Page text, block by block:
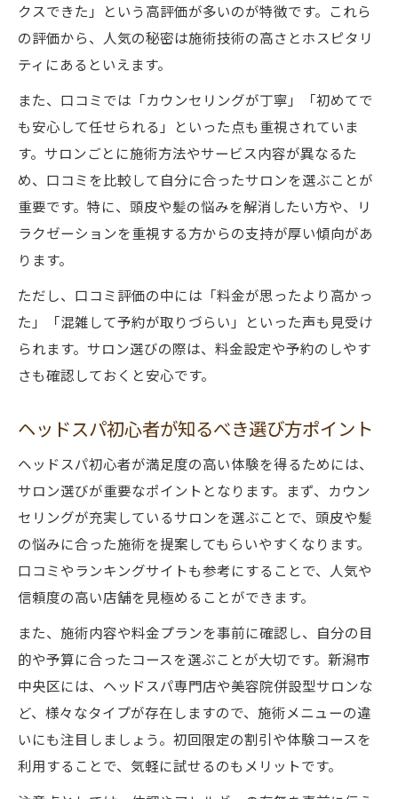
クスできた」という高評価が多いのが特徴です。これら
の評価から、人気の秘密は施術技術の高さとホスピタリ
ティにあるといえます。
また、口コミでは「カウンセリングが丁寧」「初めてで
も安心して任せられる」といった点も重視されていま
す。サロンごとに施術方法やサービス内容が異なるた
め、口コミを比較して自分に合ったサロンを選ぶことが
重要です。特に、頭皮や髪の悩みを解消したい方や、リ
ラクゼーションを重視する方からの支持が厚い傾向があ
ります。
ただし、口コミ評価の中には「料金が思ったより高かっ
た」「混雑して予約が取りづらい」といった声も見受け
られます。サロン選びの際は、料金設定や予約のしやす
さも確認しておくと安心です。
ヘッドスパ初心者が知るべき選び方ポイント
ヘッドスパ初心者が満足度の高い体験を得るためには、
サロン選びが重要なポイントとなります。まず、カウン
セリングが充実しているサロンを選ぶことで、頭皮や髪
の悩みに合った施術を提案してもらいやすくなります。
口コミやランキングサイトも参考にすることで、人気や
信頼度の高い店舗を見極めることができます。
また、施術内容や料金プランを事前に確認し、自分の目
的や予算に合ったコースを選ぶことが大切です。新潟市
中央区には、ヘッドスパ専門店や美容院併設型サロンな
ど、様々なタイプが存在しますので、施術メニューの違
いにも注目しましょう。初回限定の割引や体験コースを
利用することで、気軽に試せるのもメリットです。